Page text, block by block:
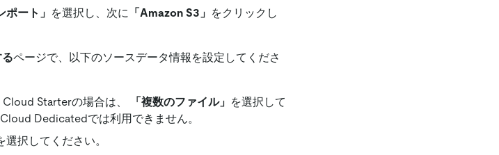
ート」 を選択し、次に 「Amazon S3」 をクリックし
ページで、以下のソースデータ情報を設定してくださ
Cloud Starterの場合は、 「複数のファイル」 を選択して
Dedicatedでは利用できません。
選択してください。